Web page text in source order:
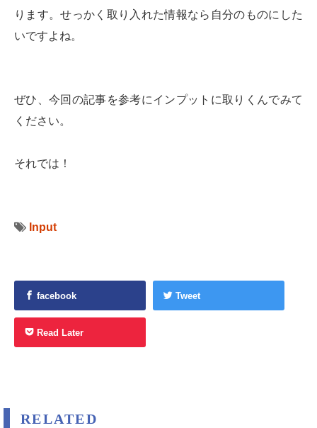
ります。せっかく取り入れた情報なら自分のものにした
いですよね。
ぜひ、今回の記事を参考にインプットに取りくんでみて
ください。
それでは！
Input
facebook Tweet
Read Later
RELATED